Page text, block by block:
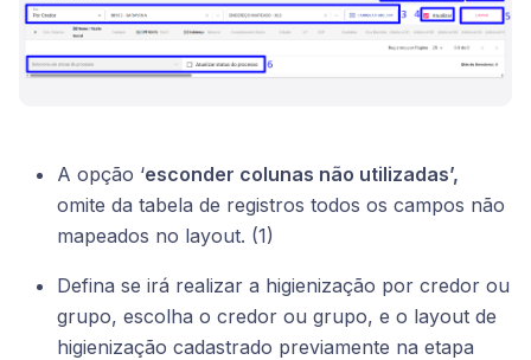
A opção ‘esconder colunas não utilizadas’,
omite da tabela de registros todos os campos não
mapeados no layout. (1)
Defina se irá realizar a higienização por credor ou
grupo, escolha o credor ou grupo, e o layout de
higienização cadastrado previamente na etapa